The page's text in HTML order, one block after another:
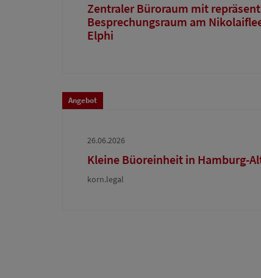
Zentraler Büroraum mit
Besprechungsraum am
Elphi
Angebot
26.06.2026
Kleine Büoreinheit in Hamburg-
korn.legal